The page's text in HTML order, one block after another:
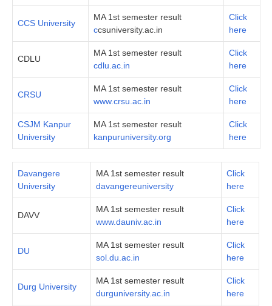
CCS University
MA 1st semester result
ccsuniversity.ac.in
Click
here
CDLU
MA 1st semester result
cdlu.ac.in
Click
here
CRSU
MA 1st semester result
www.crsu.ac.in
Click
here
CSJM Kanpur
University
MA 1st semester result
kanpuruniversity.org
Click
here
Davangere
University
MA 1st semester result
davangereuniversity
Click
here
DAVV
MA 1st semester result
www.dauniv.ac.in
Click
here
DU
MA 1st semester result
sol.du.ac.in
Click
here
Durg University
MA 1st semester result
durguniversity.ac.in
Click
here